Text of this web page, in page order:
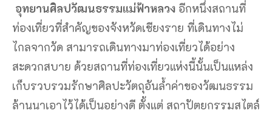
อุทยานศิลปวัฒนธรรมแม่ฟ้าหลวง อีกหนึ่งสถานที่
ท่องเที่ยวที่สำคัญของจังหวัดเชียงราย ที่เดินทางไม่
ไกลจากวัด สามารถเดินทางมาท่องเที่ยวได้อย่าง
สะดวกสบาย ด้วยสถานที่ท่องเที่ยวแห่งนี้นั้นเป็นแหล่ง
เก็บรวบรวมรักษาศิลปะวัตถุอันล้ำค่าของวัฒนธรรม
ล้านนาเอาไว้ได้เป็นอย่างดี ตั้งแต่ สถาปัตยกรรมสไตล์